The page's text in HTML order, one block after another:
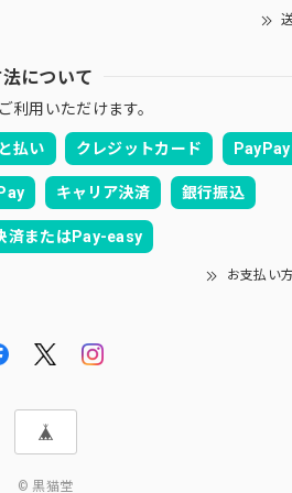
について
利用いただけます。
払い クレジットカード PayPay
キャリア決済 銀行振込
済またはPay-easy
お支払い
© 黒猫堂